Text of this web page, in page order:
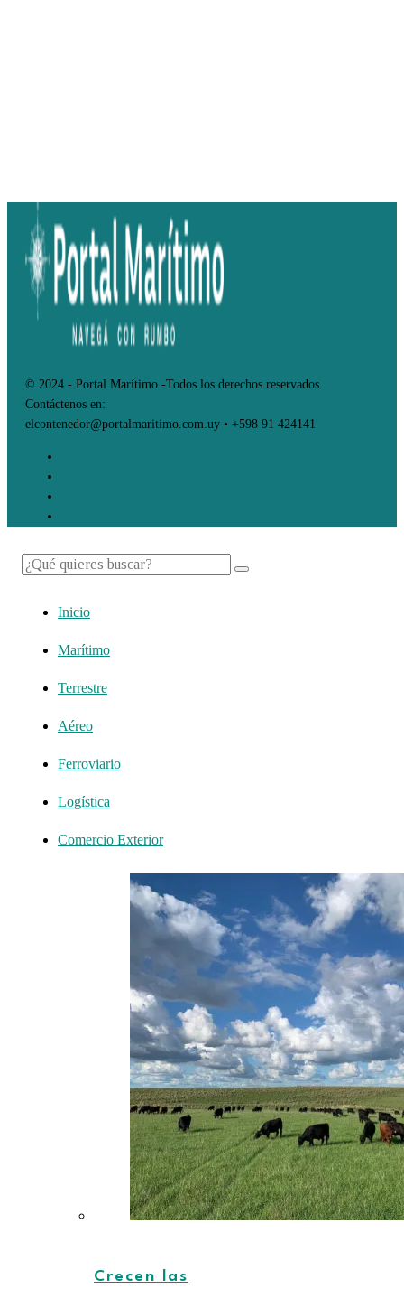
© 2024 - Portal Marítimo -Todos los derechos reservados
Contáctenos en:
elcontenedor@portalmaritimo.com.uy • +598 91 424141
Inicio
Marítimo
Terrestre
Aéreo
Ferroviario
Logística
Comercio Exterior
Crecen las